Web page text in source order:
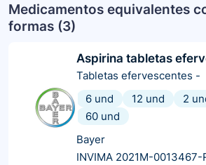
Medicamentos equivalentes
formas (3)
Aspirina tabletas
Tabletas efervescentes -
6 und
12 und 2
60 und
Bayer
INVIMA 2021M-0013467-